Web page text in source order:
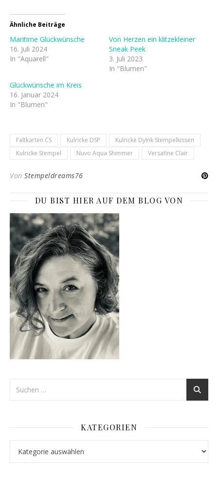
Ähnliche Beiträge
Maritime Glückwünsche
16. Juli 2024
In "Aquarell"
Von Herzen ein klitzekleiner
Sneak Peek
3. Juli 2023
In "Blumen"
Glückwünsche im Kreis
16. Januar 2024
In "Blumen"
Faltkarten CS Kulricke DSP
Kulricke DyInk Stempelkissen
Kulricke Stempel
Nuvo Aqua Shimmer Versafine Clair
Von Stempeldreams76
DU BIST HIER AUF DEM BLOG VON
KATEGORIEN